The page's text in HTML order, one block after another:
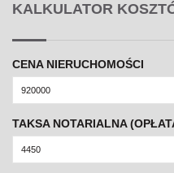
KALKULATOR
CENA NIERUCHOMOŚCI
TAKSA NOTARIALNA